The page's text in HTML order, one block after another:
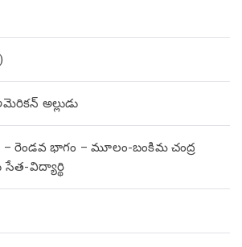
అల్లుడు
రెండవ భాగం – మూలం-బంకిమ చంద్ర
విద్యార్థి